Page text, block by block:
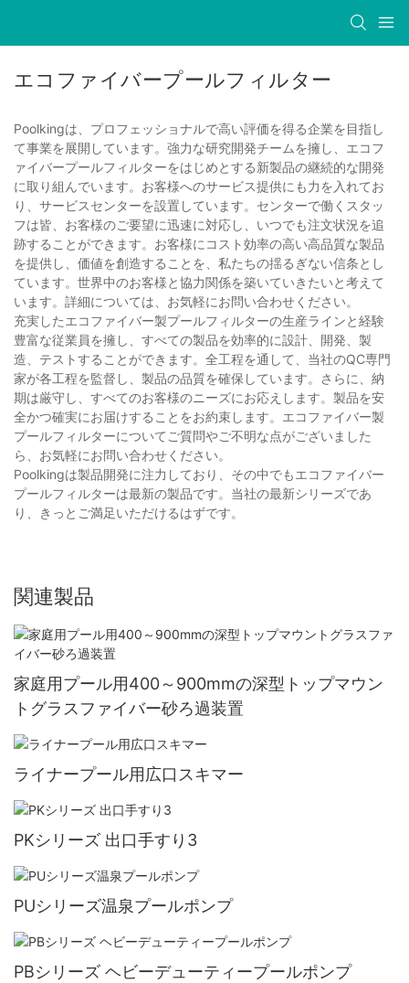
エコファイバープールフィルター
Poolkingは、プロフェッショナルで高い評価を得る企業を目指し
て事業を展開しています。強力な研究開発チームを擁し、エコフ
ァイバープールフィルターをはじめとする新製品の継続的な開発
に取り組んでいます。お客様へのサービス提供にも力を入れてお
り、サービスセンターを設置しています。センターで働くスタッ
フは皆、お客様のご要望に迅速に対応し、いつでも注文状況を追
跡することができます。お客様にコスト効率の高い高品質な製品
を提供し、価値を創造することを、私たちの揺るぎない信条とし
ています。世界中のお客様と協力関係を築いていきたいと考えて
います。詳細については、お気軽にお問い合わせください。
充実したエコファイバー製プールフィルターの生産ラインと経験
豊富な従業員を擁し、すべての製品を効率的に設計、開発、製
造、テストすることができます。全工程を通して、当社のQC専門
家が各工程を監督し、製品の品質を確保しています。さらに、納
期は厳守し、すべてのお客様のニーズにお応えします。製品を安
全かつ確実にお届けすることをお約束します。エコファイバー製
プールフィルターについてご質問やご不明な点がございました
ら、お気軽にお問い合わせください。
Poolkingは製品開発に注力しており、その中でもエコファイバー
プールフィルターは最新の製品です。当社の最新シリーズであ
り、きっとご満足いただけるはずです。
関連製品
家庭用プール用400～900mmの深型トップマウン
トグラスファイバー砂ろ過装置
ライナープール用広口スキマー
PKシリーズ 出口手すり3
PUシリーズ温泉プールポンプ
PBシリーズ ヘビーデューティープールポンプ